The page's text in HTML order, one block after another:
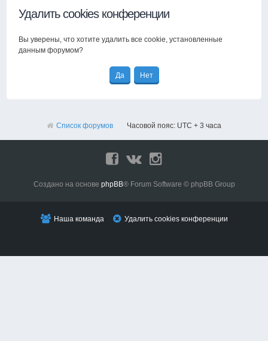
Удалить cookies конференции
Вы уверены, что хотите удалить все cookie, установленные
данным форумом?
Список форумов Часовой пояс: UTC + 3 часа
Создано на основе phpBB® Forum Software © phpBB Group
Наша команда Удалить cookies конференции